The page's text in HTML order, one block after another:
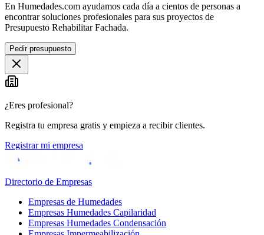
En Humedades.com ayudamos cada día a cientos de personas a
encontrar soluciones profesionales para sus proyectos de
Presupuesto Rehabilitar Fachada.
Pedir presupuesto
¿Eres profesional?
Registra tu empresa gratis y empieza a recibir clientes.
Registrar mi empresa
Directorio de Empresas
Empresas de Humedades
Empresas Humedades Capilaridad
Empresas Humedades Condensación